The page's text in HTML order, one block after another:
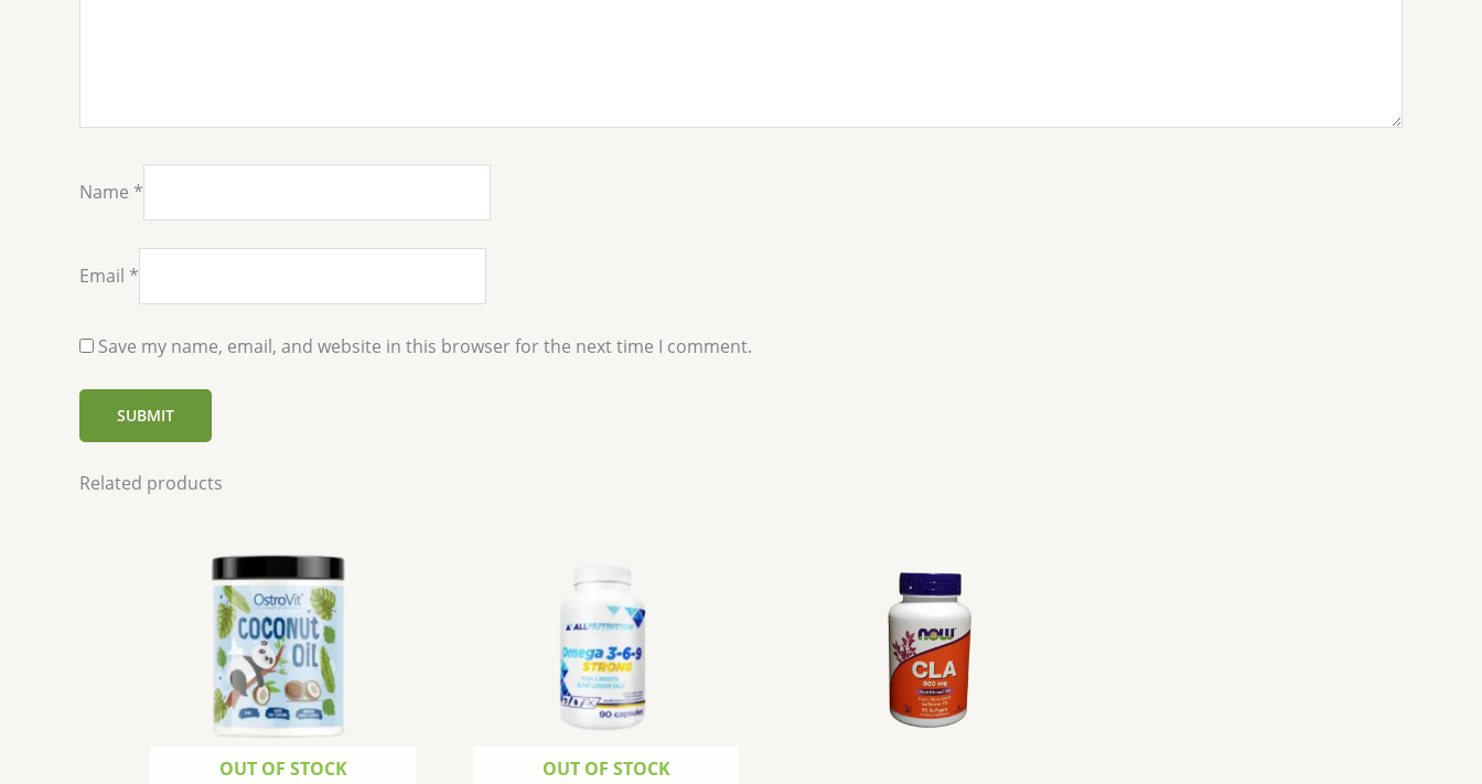
Name *
Email *
Save my name, email, and website in this browser for the next time I comment.
Related products
OUT OF STOCK OUT OF STOCK